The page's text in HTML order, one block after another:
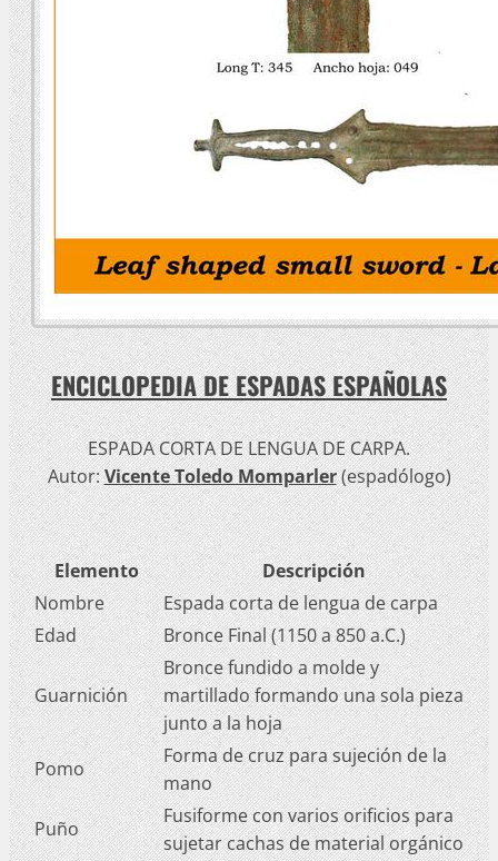
ENCICLOPEDIA DE ESPADAS ESPAÑOLAS
ESPADA CORTA DE LENGUA DE CARPA.
Autor:Vicente Toledo Momparler(espadólogo)
Elemento
Descripción
Nombre
Espada corta de lengua de carpa
Edad
Bronce Final (1150 a 850 a.C.)
Guarnición
Bronce fundido a molde y
martillado formando una sola pieza
junto a la hoja
Pomo
Forma de cruz para sujeción de la
mano
Puño
Fusiforme con varios orificios para
sujetar cachas de material orgánico